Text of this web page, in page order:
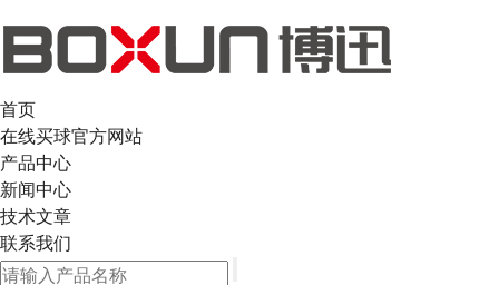
首页
在线买球官方网站
产品中心
新闻中心
技术文章
联系我们